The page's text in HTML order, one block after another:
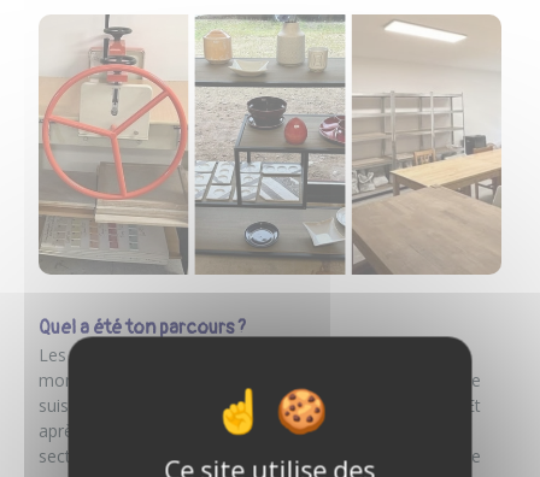
Quel a été ton parcours ?
Les premières années, j’étais à mon compte mais dans
mon ancienne chambre chez mes parents. Ensuite je me
suis reconvertie à 30 ans, j’ai refait un CAP esthétique. Et
après, le Covid est passé par là. J’étais commerçante en
secteur non-essentiel, donc obligée de fermer. C’est à ce
Ce site utilise des